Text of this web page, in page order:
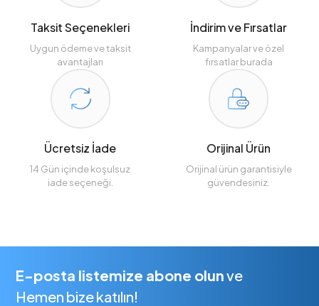
Taksit Seçenekleri
Uygun ödeme ve taksit
avantajları
İndirim ve Fırsatlar
Kampanyalar ve özel
fırsatlar burada
Ücretsiz İade
14 Gün içinde koşulsuz
iade seçeneği.
Orijinal Ürün
Orijinal ürün garantisiyle
güvendesiniz.
E-posta listemize abone olunve
Hemen bize katılın!